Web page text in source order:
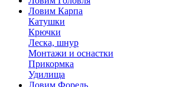
Ловим Карпа
Катушки
Крючки
Леска, шнур
Монтажи и оснастки
Прикормка
Удилища
Ловим Форель